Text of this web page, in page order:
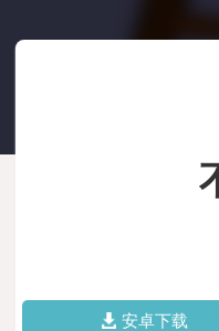
安卓下载